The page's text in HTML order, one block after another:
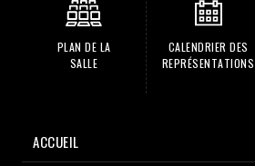
PLAN DE LA
SALLE
CALENDRIER DES
REPRÉSENTATIONS
ACCUEIL